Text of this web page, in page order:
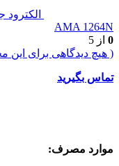
AMA 1264N
0 از 5
( هیچ دیدگاهی برای
تماس بگیرید
موارد مصرف: